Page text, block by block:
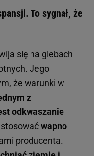
To sygnał, że
się na glebach
Jego
że warunki w
z
odkwaszanie
wapno
producenta.